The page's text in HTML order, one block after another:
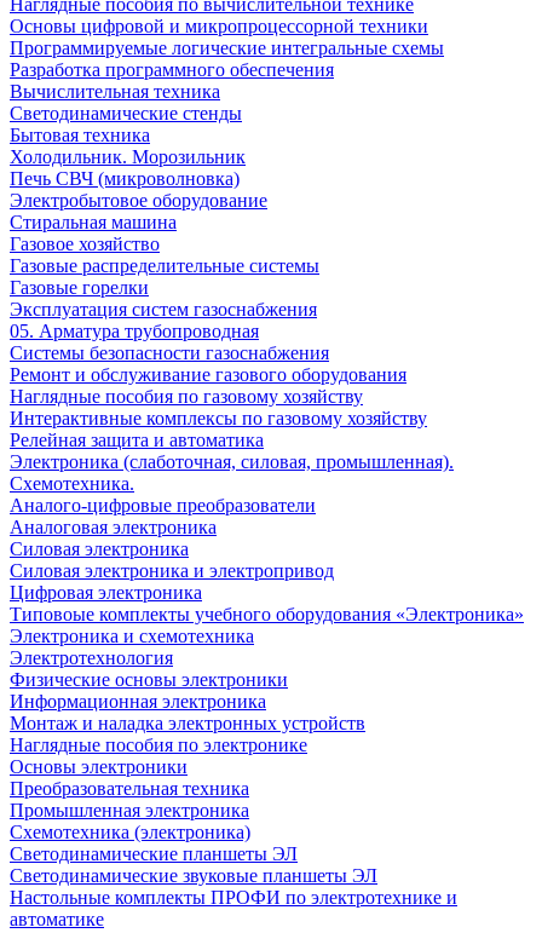
Наглядные пособия по вычислительной технике
Основы цифровой и микропроцессорной техники
Программируемые логические интегральные схемы
Разработка программного обеспечения
Вычислительная техника
Светодинамические стенды
Бытовая техника
Холодильник. Морозильник
Печь СВЧ (микроволновка)
Электробытовое оборудование
Стиральная машина
Газовое хозяйство
Газовые распределительные системы
Газовые горелки
Эксплуатация систем газоснабжения
05. Арматура трубопроводная
Системы безопасности газоснабжения
Ремонт и обслуживание газового оборудования
Наглядные пособия по газовому хозяйству
Интерактивные комплексы по газовому хозяйству
Релейная защита и автоматика
Электроника (слаботочная, силовая, промышленная).
Схемотехника.
Аналого-цифровые преобразователи
Аналоговая электроника
Cиловая электроника
Cиловая электроника и электропривод
Цифровая электроника
Типовоые комплекты учебного оборудования «Электроника»
Электроника и схемотехника
Электротехнология
Физические основы электроники
Информационная электроника
Монтаж и наладка электронных устройств
Наглядные пособия по электронике
Основы электроники
Преобразовательная техника
Промышленная электроника
Схемотехника (электроника)
Светодинамические планшеты ЭЛ
Светодинамические звуковые планшеты ЭЛ
Настольные комплекты ПРОФИ по электротехнике и
автоматике